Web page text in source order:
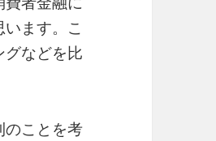
ます。こ
などを比
のことを考